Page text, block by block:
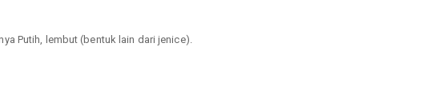
Putih, lembut (bentuk lain dari jenice).